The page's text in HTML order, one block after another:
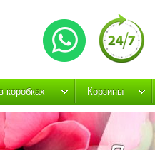
коробках Корзины